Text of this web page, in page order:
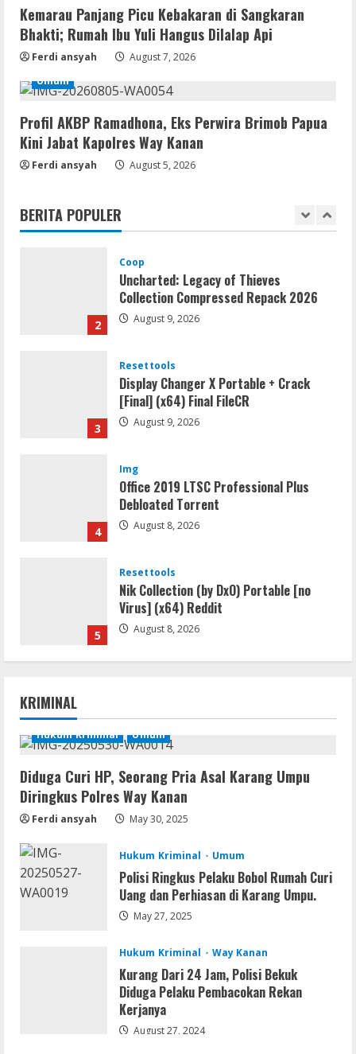
Kemarau Panjang Picu Kebakaran di Sangkaran
Bhakti; Rumah Ibu Yuli Hangus Dilalap Api
Ferdi ansyah
August 7, 2026
Umum
Profil AKBP Ramadhona, Eks Perwira Brimob Papua
Kini Jabat Kapolres Way Kanan
Ferdi ansyah August 5, 2026
BERITA POPULER
4 August 8, 2026
5
Resettools
Virus] (x64) Reddit
1
Umum
Satreskrim Polres Way Kanan Ungkap
2
Coop
Uncharted: Legacy of Thieves
Collection Compressed Repack 2026
August 9, 2026
3
Resettools
Display Changer X Portable + Crack
[Final] (x64) Final FileCR
August 9, 2026
4
Img
Office 2019 LTSC Professional Plus
Debloated Tоrrеnt
August 8, 2026
5
Resettools
Nik Collection (by DxO) Portable [no
Virus] (x64) Reddit
August 8, 2026
1
Tersangka Ayah Tiri Diamankan
August 9, 2026
Coop
Uncharted: Legacy of Thieves
Collection Compressed Repack 2026
Resettools
Display Changer X Portable + Crack
[Final] (x64) Final FileCR
Img
Office 2019 LTSC Professional Plus
Debloated Tоrrеnt
KRIMINAL
Hukum Kriminal Umum
Diduga Curi HP, Seorang Pria Asal Karang Umpu
Diringkus Polres Way Kanan
Ferdi ansyah May 30, 2025
Hukum Kriminal Umum
Polisi Ringkus Pelaku Bobol Rumah Curi
Uang dan Perhiasan di Karang Umpu.
May 27, 2025
Hukum Kriminal Way Kanan
Kurang Dari 24 Jam, Polisi Bekuk
Diduga Pelaku Pembacokan Rekan
Kerjanya
August 27, 2024